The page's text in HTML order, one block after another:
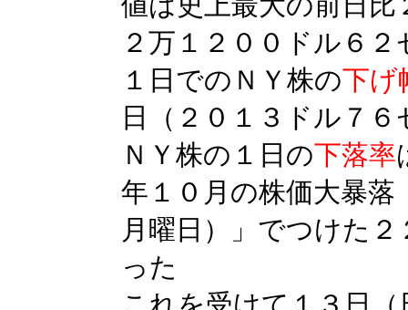
２万１２００ドル６２
１日でのＮＹ株の下げ
日（２０１３ドル７
ＮＹ株の１日の下落率
年１０月の株価大暴
月曜日）」でつけた
った